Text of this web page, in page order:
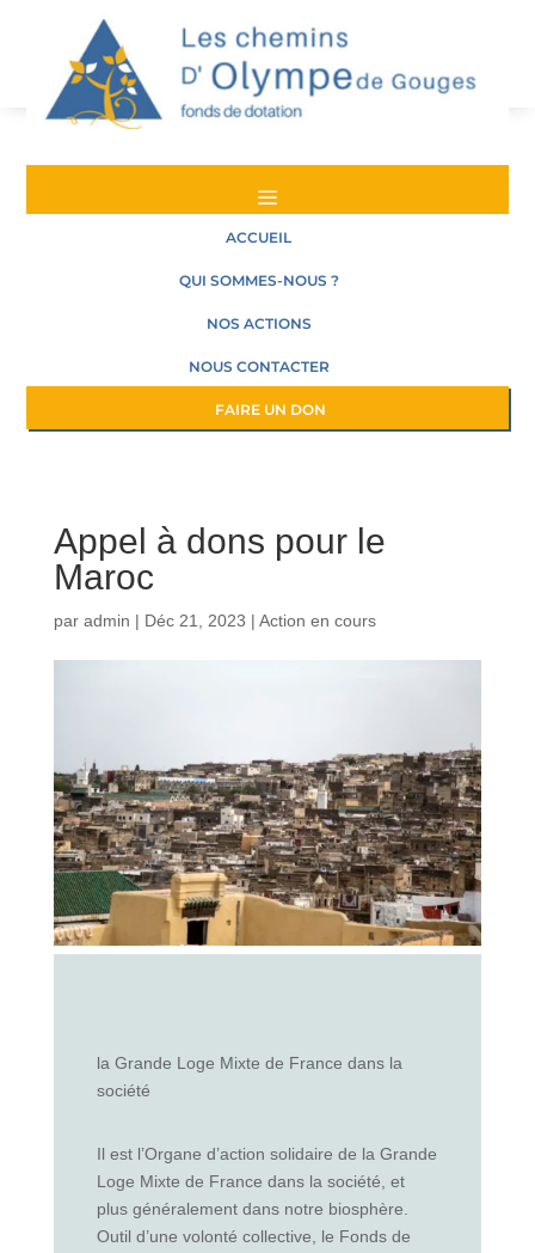
a
ACCUEIL
QUI SOMMES-NOUS ?
NOS ACTIONS
NOUS CONTACTER
FAIRE UN DON
Appel à dons pour le
Maroc
par admin | Déc 21, 2023 | Action en cours
la Grande Loge Mixte de France dans la
société
Il est l’Organe d’action solidaire de la Grande
Loge Mixte de France dans la société, et
plus généralement dans notre biosphère.
Outil d’une volonté collective, le Fonds de